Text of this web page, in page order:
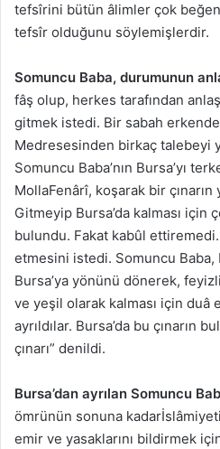
tefsîrini bütün âlimler çok
tefsîr olduğunu söylemişlerdir.
Somuncu Baba, durumunun
fâş olup, herkes tarafından
gitmek istedi. Bir sabah
Medresesinden birkaç talebeyi
Somuncu Baba’nın Bursa’yı
MollaFenârî, koşarak bir çınarın
Gitmeyip Bursa’da kalması için
bulundu. Fakat kabûl
etmesini istedi. Somuncu Baba,
Bursa’ya yönünü dönerek,
ve yeşil olarak kalması için duâ
ayrıldılar. Bursa’da bu çınarın
çınarı” denildi.
Bursa’dan ayrılan Somuncu
ömrünün sonuna
emir ve yasaklarını bildirmek